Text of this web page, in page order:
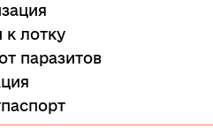
к лотку
паразитов